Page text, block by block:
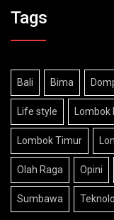
Tags
Bali Bima
Life style
Lombok Timur
Olah Raga Opini
Sumbawa